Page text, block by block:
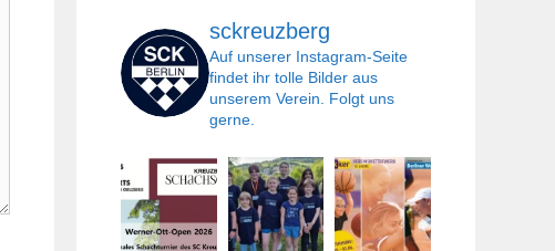
sckreuzberg
Auf unserer Instagram-Seite
findet ihr tolle Bilder aus
unserem Verein. Folgt uns
gerne.